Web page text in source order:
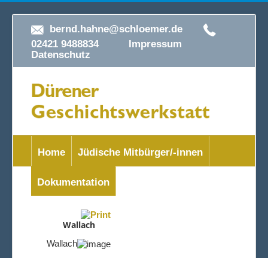
bernd.hahne@schloemer.de
02421 9488834 Impressum
Datenschutz
Home Jüdische Mitbürger/-innen
Dokumentation
Wallach
Wallach